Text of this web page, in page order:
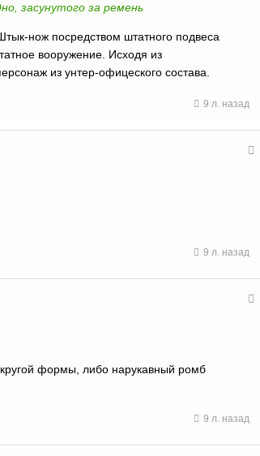
засунутого за ремень
нож посредством штатного подвеса
вооружение. Исходя из
из унтер-офицеского состава.
9 л. назад
9 л. назад
формы, либо нарукавный ромб
9 л. назад